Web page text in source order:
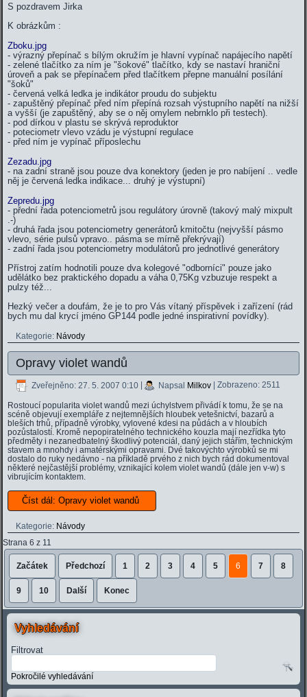
S pozdravem Jirka
K obrázkům :
Zboku.jpg
- výrazný přepínač s bílým okružím je hlavní vypínač napájecího napětí
- zelené tlačítko za ním je "šokové" tlačítko, kdy se nastaví hraniční
úroveň a pak se přepínačem před tlačítkem přepne manuální posílání
"šoků"
- červená velká ledka je indikátor proudu do subjektu
- zapuštěný přepínač před ním přepíná rozsah výstupního napětí na nižší
a vyšší (je zapuštěný, aby se o něj omylem nebrnklo při testech).
- pod dírkou v plastu se skrývá reproduktor
- poteciometr vlevo vzádu je výstupní regulace
- před ním je vypínač příposlechu
Zezadu.jpg
- na zadní straně jsou pouze dva konektory (jeden je pro nabíjení .. vedle
něj je červená ledka indikace... druhý je výstupní)
Zepredu.jpg
- přední řada potenciometrů jsou regulátory úrovně (takový malý mixpult
.-)
- druhá řada jsou potenciometry generátorů kmitočtu (nejvyšší pásmo
vlevo, série pulsů vpravo.. pásma se mírně překrývají)
- zadní řada jsou potenciometry modulátorů pro jednotlivé generátory
Přístroj zatím hodnotili pouze dva kolegové "odborníci" pouze jako
udělátko bez praktického dopadu a váha 0,75Kg vzbuzuje respekt a
pulzy též...
Hezký večer a doufám, že je to pro Vás vítaný příspěvek i zařízení (rád
bych mu dal krycí jméno GP144 podle jedné inspirativní povídky).
Kategorie: Návody
Opravy violet wandů
Zveřejněno: 27. 5. 2007 0:10 | Napsal Milkov | Zobrazeno: 2511
Rostoucí popularita violet wandů mezi úchylstvem přivádí k tomu, že se na
scéně objevují exempláře z nejtemnějších hloubek vetešnictví, bazarů a
bleších trhů, případně výrobky, vylovené kdesi na půdách a v hloubích
pozůstalostí. Kromě nepopiratelného technického kouzla mají nezřídka tyto
předměty i nezanedbatelný škodlivý potenciál, daný jejich stářím, technickým
stavem a mnohdy i amatérskými opravami. Dvé takovýchto výrobků se mi
dostalo do ruky nedávno - na příkladě prvého z nich bych rád dokumentoval
některé nejčastější problémy, vznikající kolem violet wandů (dále jen v-w) s
vibrujícím kontaktem.
Číst dál: Opravy violet wandů
Kategorie: Návody
Strana 6 z 11
Začátek Předchozí 1 2 3 4 5 6 7 8
9 10 Další Konec
Vyhledávání
Filtrovat
Pokročilé vyhledávání